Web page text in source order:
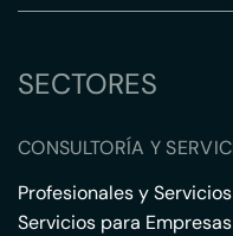
SECTORES
CONSULTORÍA Y
Profesionales y
Servicios para Empresas